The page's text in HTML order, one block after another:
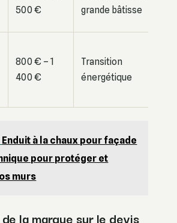
500 €
grande bâtisse
800 € – 1
400 €
Transition
énergétique
Enduit à la chaux pour façade
pour protéger et
murs
la marque sur le devis